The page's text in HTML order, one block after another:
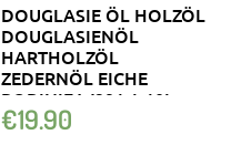
DOUGLASIE ÖL HOLZÖL
DOUGLASIENÖL
HARTHOLZÖL
ZEDERNÖL EICHE
ROBINIE W291 1-10L
€19.90